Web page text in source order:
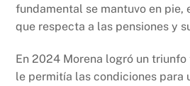
fundamental se mantuvo en
que respecta a las pensiones y
En 2024 Morena logró un
le permitía las condiciones para